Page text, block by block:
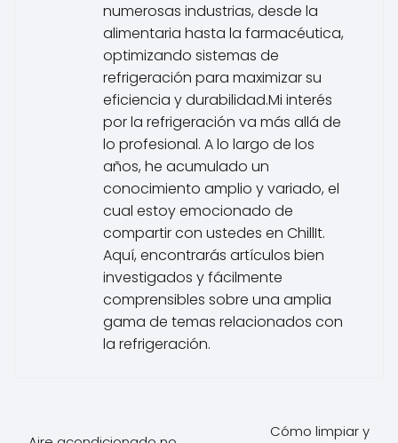
numerosas industrias, desde la
alimentaria hasta la farmacéutica,
optimizando sistemas de
refrigeración para maximizar su
eficiencia y durabilidad.Mi interés
por la refrigeración va más allá de
lo profesional. A lo largo de los
años, he acumulado un
conocimiento amplio y variado, el
cual estoy emocionado de
compartir con ustedes en ChillIt.
Aquí, encontrarás artículos bien
investigados y fácilmente
comprensibles sobre una amplia
gama de temas relacionados con
la refrigeración.
Cómo limpiar y